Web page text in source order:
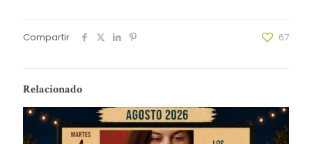
Compartir 67
Relacionado